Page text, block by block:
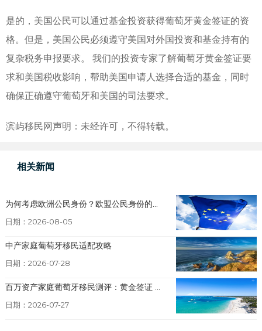
是的，美国公民可以通过基金投资获得葡萄牙黄金签证的资
格。但是，美国公民必须遵守美国对外国投资和基金持有的
复杂税务申报要求。 我们的投资专家了解葡萄牙黄金签证要
求和美国税收影响，帮助美国申请人选择合适的基金，同时
确保正确遵守葡萄牙和美国的司法要求。
滨屿移民网声明：未经许可，不得转载。
相关新闻
为何考虑欧洲公民身份？欧盟公民身份的...
日期：2026-08-05
中产家庭葡萄牙移民适配攻略
日期：2026-07-28
百万资产家庭葡萄牙移民测评：黄金签证 ...
日期：2026-07-27